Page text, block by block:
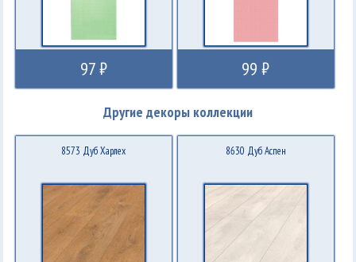
97 ₽ 99 ₽
Другие декоры коллекции
8573 Дуб Харлех 8630 Дуб Аспен